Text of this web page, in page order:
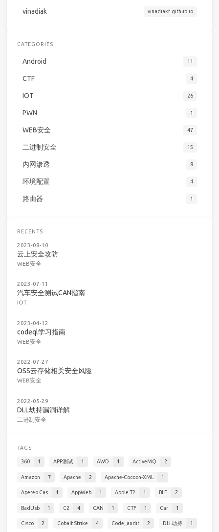
vinadiak vinadiakt.github.io
CATEGORIES
Android 11
CTF 4
IOT 26
PWN 1
WEB安全 47
二进制安全 15
内网渗透 8
环境配置 4
路由器 1
RECENTS
2023-08-10
云上安全攻防
WEB安全
2023-07-11
汽车安全测试CAN指南
IOT
2023-04-12
codeql学习指南
WEB安全
2022-07-27
OSS云存储相关安全风险
WEB安全
2022-05-29
DLL劫持漏洞详解
二进制安全
TAGS
360 1 APP测试 1 AWD 1 ActiveMQ 2
Amazon 7 Apache 2 Apache-Cocoon-XML 1
Apereo Cas 1 AppWeb 1 Apple T2 1 BLE 2
BadUsb 1 C2 4 CAN 1 CTF 1 Car 1
Cisco 2 Cobalt Strike 4 Code_audit 2 DLL劫持 1